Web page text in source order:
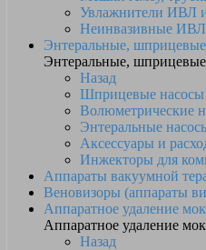
Увлажнители ИВЛ и
Неинвазивные ИВЛ
Энтеральные,
Энтеральные,
Назад
Шприцевые насосы
Волюметрические
Энтеральные
Аксессуары и
Инжекторы для
Аппараты вакуумной
Веновизоры (аппараты
Аппаратное удаление
Аппаратное удаление
Назад